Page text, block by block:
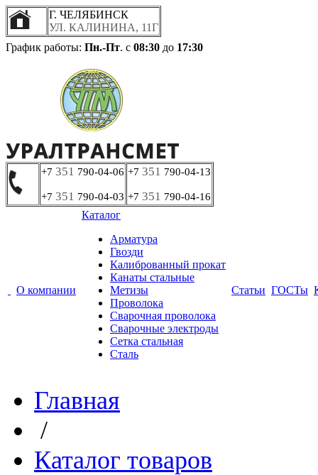
Г. ЧЕЛЯБИНСК
УЛ. КАЛИНИНА, 11Г
График работы: Пн.-Пт. с 08:30 до 17:30
+7 351 790-04-06
+7 351 790-04-03
+7 351 790-04-13
+7 351 790-04-16
О компании
Каталог
Арматура
Гвозди
Калиброванный прокат
Канаты стальные
Метизы
Проволока
Сварочная проволока
Сварочные электроды
Сетка стальная
Сталь
Статьи ГОСТы
Главная
/
Каталог товаров